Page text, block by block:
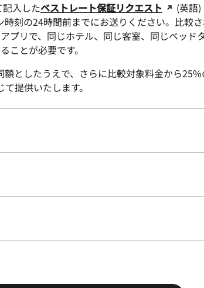
入したベストレート保証リクエスト
(英語
刻の24時間前までにお送りください。比較
リで、同じホテル、同じ客室、同じベッド
ことが必要です。
としたうえで、さらに比較対象料金から
提供いたします。